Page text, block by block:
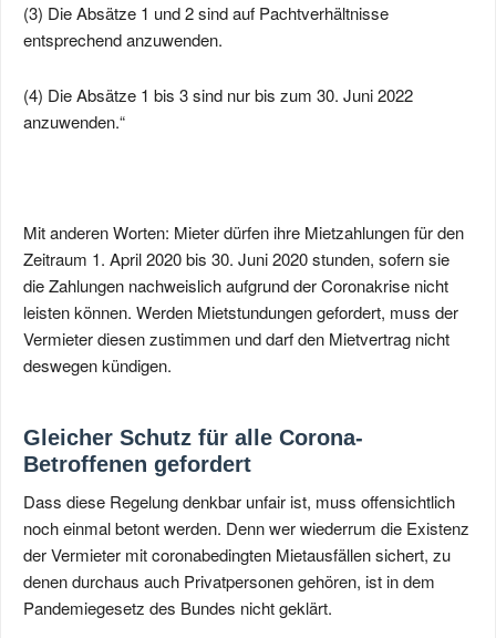
(3) Die Absätze 1 und 2 sind auf Pachtverhältnisse
entsprechend anzuwenden.
(4) Die Absätze 1 bis 3 sind nur bis zum 30. Juni 2022
anzuwenden.“
Mit anderen Worten: Mieter dürfen ihre Mietzahlungen für den
Zeitraum 1. April 2020 bis 30. Juni 2020 stunden, sofern sie
die Zahlungen nachweislich aufgrund der Coronakrise nicht
leisten können. Werden Mietstundungen gefordert, muss der
Vermieter diesen zustimmen und darf den Mietvertrag nicht
deswegen kündigen.
Gleicher Schutz für alle Corona-
Betroffenen gefordert
Dass diese Regelung denkbar unfair ist, muss offensichtlich
noch einmal betont werden. Denn wer wiederrum die Existenz
der Vermieter mit coronabedingten Mietausfällen sichert, zu
denen durchaus auch Privatpersonen gehören, ist in dem
Pandemiegesetz des Bundes nicht geklärt.